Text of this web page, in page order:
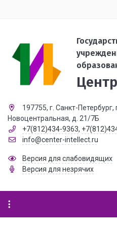
197755, г. Санкт-Петербург,
Новоцентральная, д. 21/7Б
+7(812)434-9363,
info@center-intellect.ru
Версия для слабовидящих
Версия для незрячих